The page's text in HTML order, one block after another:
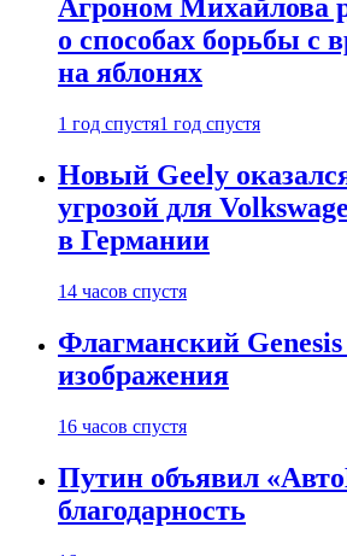
Агроном Михайлова
о способах борьбы с
на яблонях
1 год спустя1 год спустя
Новый Geely
угрозой для
в Германии
14 часов спустя
Флагманский
изображения
16 часов спустя
Путин объявил
благодарность